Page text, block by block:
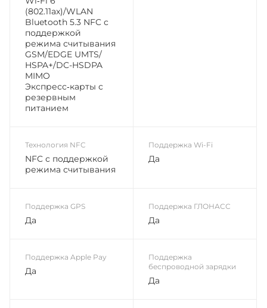
(802.11ax)/WLAN
Bluetooth 5.3 NFC с
поддержкой
режима считывания
GSM/EDGE UMTS/​
HSPA+/​DC-HSDPA
MIMO
Экспресс‑карты с
резервным
питанием
Технология NFC
NFC с поддержкой
режима считывания
Поддержка Wi-Fi
Да
Поддержка GPS
Да
Поддержка ГЛОНАСС
Да
Поддержка Apple Pay
Да
Поддержка
беспроводной зарядки
Да